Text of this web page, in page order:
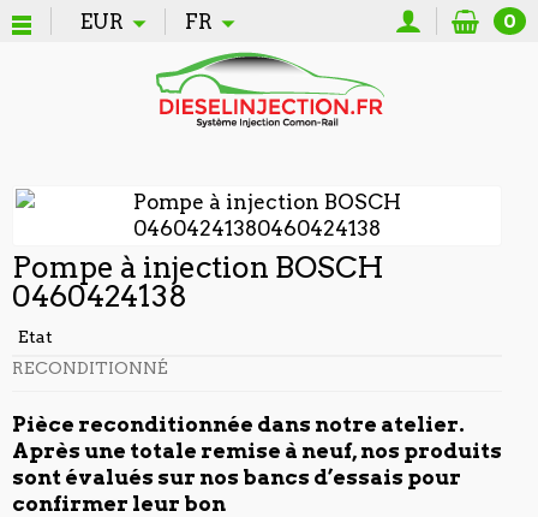
EUR FR 0
Pompe à injection BOSCH
0460424138
Etat
RECONDITIONNÉ
Pièce reconditionnée dans notre atelier.
Après une totale remise à neuf, nos produits
sont évalués sur nos bancs d’essais pour
confirmer leur bon